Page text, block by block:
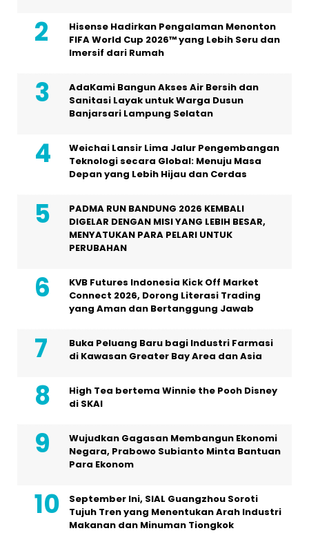
Hisense Hadirkan Pengalaman Menonton
FIFA World Cup 2026™ yang Lebih Seru dan
Imersif dari Rumah
AdaKami Bangun Akses Air Bersih dan
Sanitasi Layak untuk Warga Dusun
Banjarsari Lampung Selatan
Weichai Lansir Lima Jalur Pengembangan
Teknologi secara Global: Menuju Masa
Depan yang Lebih Hijau dan Cerdas
PADMA RUN BANDUNG 2026 KEMBALI
DIGELAR DENGAN MISI YANG LEBIH BESAR,
MENYATUKAN PARA PELARI UNTUK
PERUBAHAN
KVB Futures Indonesia Kick Off Market
Connect 2026, Dorong Literasi Trading
yang Aman dan Bertanggung Jawab
Buka Peluang Baru bagi Industri Farmasi
di Kawasan Greater Bay Area dan Asia
High Tea bertema Winnie the Pooh Disney
di SKAI
Wujudkan Gagasan Membangun Ekonomi
Negara, Prabowo Subianto Minta Bantuan
Para Ekonom
September Ini, SIAL Guangzhou Soroti
Tujuh Tren yang Menentukan Arah Industri
Makanan dan Minuman Tiongkok